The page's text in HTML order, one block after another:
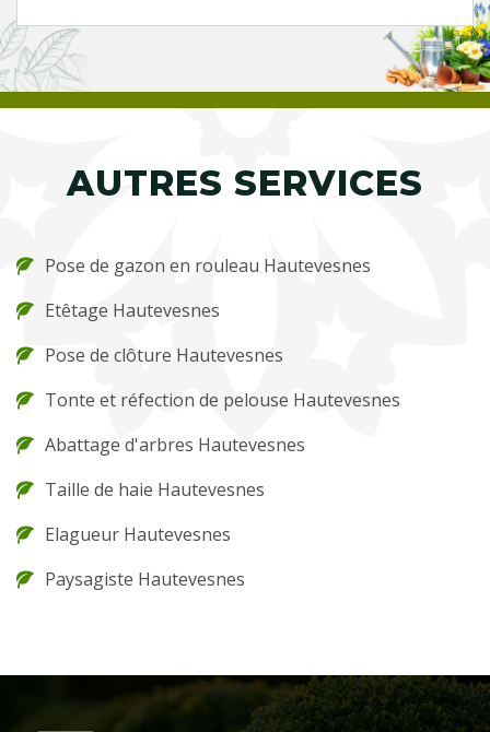
AUTRES SERVICES
Pose de gazon en rouleau Hautevesnes
Etêtage Hautevesnes
Pose de clôture Hautevesnes
Tonte et réfection de pelouse Hautevesnes
Abattage d'arbres Hautevesnes
Taille de haie Hautevesnes
Elagueur Hautevesnes
Paysagiste Hautevesnes